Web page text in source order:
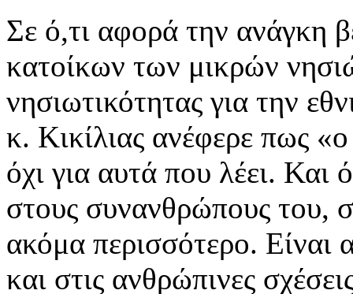
Σε ό,τι αφορά την ανάγκη
κατοίκων των μικρών
νησιωτικότητας για την
κ. Κικίλιας ανέφερε πως
όχι για αυτά που λέει. Και
στους συνανθρώπους του,
ακόμα περισσότερο. Είναι
και στις ανθρώπινες